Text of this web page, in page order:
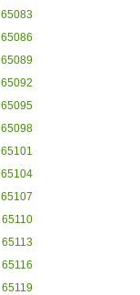
65083
65086
65089
65092
65095
65098
65101
65104
65107
65110
65113
65116
65119